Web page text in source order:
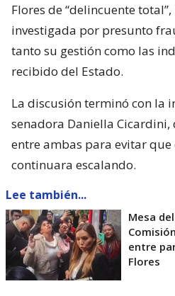
Flores de “delincuente
investigada por presunto
tanto su gestión como las
recibido del Estado.
La discusión terminó con la
senadora Daniella
entre ambas para evitar
continuara escalando.
Lee también...
Mesa
entre
Flores